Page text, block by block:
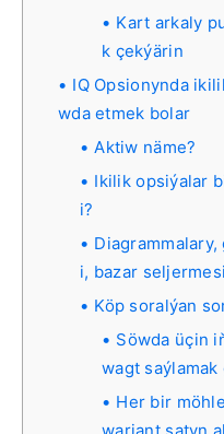
Kart arkaly
k çekýärin
IQ Opsionynda
wda etmek bolar
Aktiw näme?
Ikilik opsiýalar
i?
i, bazar
Köp soralýan
Söwda üçin
wagt saýlamak
Her bir